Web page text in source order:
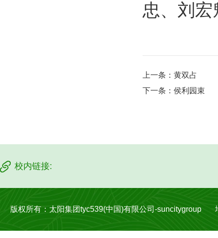
忠、刘宏
上一条： 黄双占
下一条： 侯利园束
校内链接:
版权所有：太阳集团tyc539(中国)有限公司-